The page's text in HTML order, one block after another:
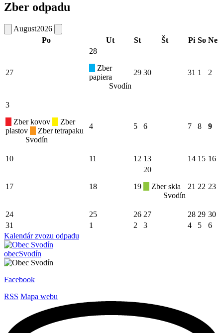
Zber odpadu
August2026
Po
Ut St Št Pi So Ne
27
28
Zber
papiera
Svodín
29 30 31 1 2
3
Zber kovov
Zber
plastov
Zber tetrapaku
Svodín
4 5 6 7 8 9
10 11 12 13 14 15 16
17 18 19
20
Zber skla
Svodín
21 22 23
24 25 26 27 28 29 30
31
1 2 3 4 5
6
Kalendár zvozu odpadu
obecSvodín
Facebook
RSS Mapa webu